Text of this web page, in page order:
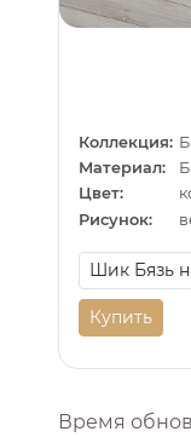
Коллекция:
Материал:
Цвет:
Рисунок:
Купить
Время